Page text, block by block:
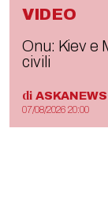
VIDEO
Onu: Kiev e
civili
di ASKANEWS
07/08/2026 20:00